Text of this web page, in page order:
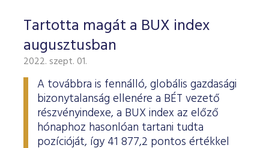
Tartotta magát a BUX index
augusztusban
2022. szept. 01.
A továbbra is fennálló, globális gazdasági
bizonytalanság ellenére a BÉT vezető
részvényindexe, a BUX index az előző
hónaphoz hasonlóan tartani tudta
pozícióját, így 41 877,2 pontos értékkel